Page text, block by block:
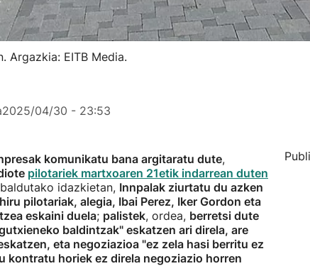
Argazkia: EITB Media.
2025/04/30 - 23:53
komunikatu bana argitaratu dute,
pilotariek martxoaren 21etik indarrean duten
idazkietan, Innpalak ziurtatu du azken
pilotariak, alegia, Ibai Perez, Iker Gordon eta
eskaini duela; palistek, ordea, berretsi dute
baldintzak" eskatzen ari direla, are
eta negoziazioa "ez zela hasi berritu ez
kontratu horiek ez direla negoziazio horren